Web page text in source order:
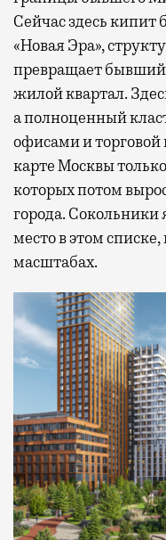
Сейчас здесь кипит
«Новая Эра»,
превращает бывший
жилой квартал.
а полноценный
офисами и торговой
карте Москвы
которых потом
города. Сокольники
место в этом
масштабах.